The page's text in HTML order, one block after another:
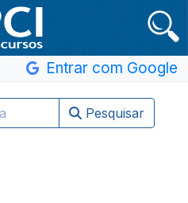
Entrar com Google
Pesquisar